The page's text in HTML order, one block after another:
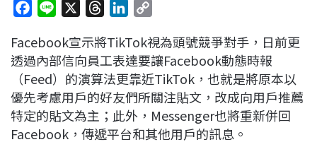
c
e
b
o
o
k
n
e
r
e
a
d
s
n
k
e
d
I
n
p
y
L
i
n
k
Facebook宣示將TikTok視為頭號競爭對手，日前更
透過內部信向員工表達要讓Facebook動態時報
（Feed）的演算法更靠近TikTok，也就是將原本以
優先考慮用戶的好友們所關注貼文，改成向用戶推薦
特定的貼文為主；此外，Messenger也將重新併回
Facebook，傳遞平台和其他用戶的訊息。